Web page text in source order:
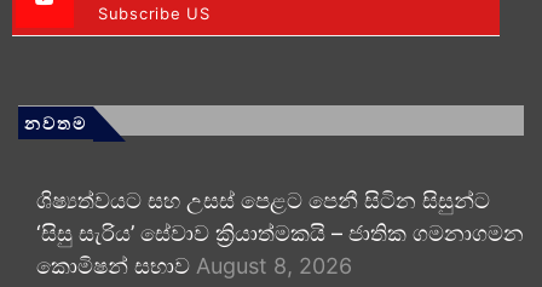
Subscribe US
නවතම
ශිෂ්‍යත්වයට සහ උසස් පෙළට පෙනී සිටින සිසුන්ට
‘සිසු සැරිය’ සේවාව ක්‍රියාත්මකයි – ජාතික ගමනාගමන
කොමිෂන් සභාව August 8, 2026